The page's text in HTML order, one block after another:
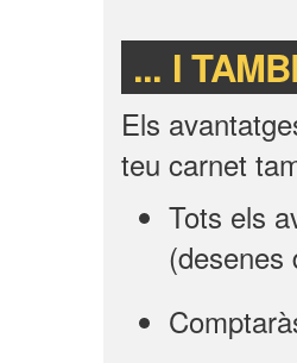
... I
Els
teu carnet
Tots els
(desenes